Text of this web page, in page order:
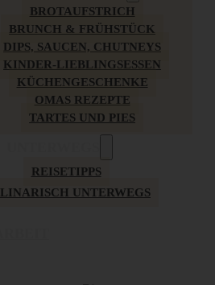
BROTAUFSTRICH
BRUNCH & FRÜHSTÜCK
DIPS, SAUCEN, CHUTNEYS
KINDER-LIEBLINGSESSEN
KÜCHENGESCHENKE
OMAS REZEPTE
TARTES UND PIES
REISETIPPS
UNTERWEGS